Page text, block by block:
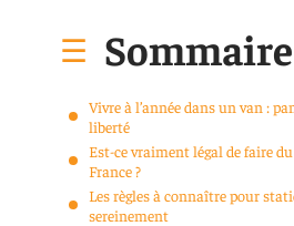
Sommaire
Vivre à l’année dans un van :
liberté
Est-ce vraiment légal de faire
France ?
Les règles à connaître pour
sereinement